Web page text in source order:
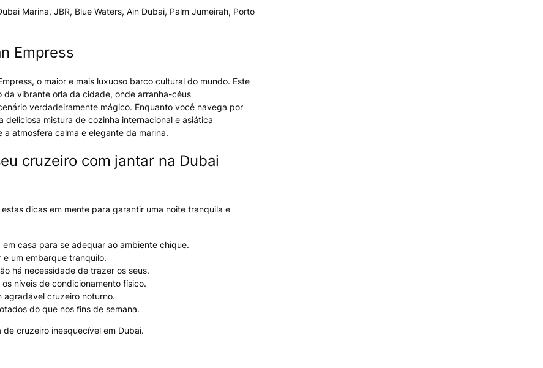
Marina, JBR, Blue Waters, Ain Dubai, Palm Jumeirah, Porto
Empress
o maior e mais luxuoso barco cultural do mundo. Este
vibrante orla da cidade, onde arranha-céus
verdadeiramente mágico. Enquanto você navega por
deliciosa mistura de cozinha internacional e asiática
atmosfera calma e elegante da marina.
cruzeiro com jantar na Dubai
dicas em mente para garantir uma noite tranquila e
casa para se adequar ao ambiente chique.
um embarque tranquilo.
há necessidade de trazer os seus.
níveis de condicionamento físico.
agradável cruzeiro noturno.
do que nos fins de semana.
cruzeiro inesquecível em Dubai.